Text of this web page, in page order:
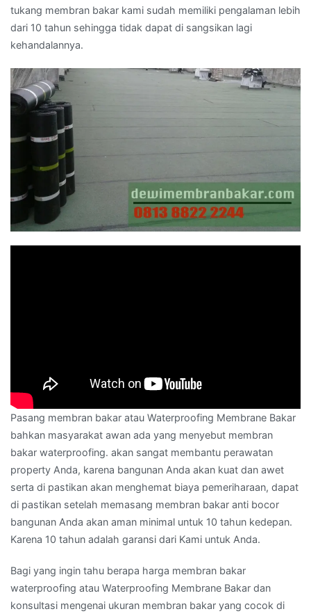
tukang membran bakar kami sudah memiliki pengalaman lebih
dari 10 tahun sehingga tidak dapat di sangsikan lagi
kehandalannya.
Pasang membran bakar atau Waterproofing Membrane Bakar
bahkan masyarakat awan ada yang menyebut membran
bakar waterproofing. akan sangat membantu perawatan
property Anda, karena bangunan Anda akan kuat dan awet
serta di pastikan akan menghemat biaya pemeriharaan, dapat
di pastikan setelah memasang membran bakar anti bocor
bangunan Anda akan aman minimal untuk 10 tahun kedepan.
Karena 10 tahun adalah garansi dari Kami untuk Anda.
Bagi yang ingin tahu berapa harga membran bakar
waterproofing atau Waterproofing Membrane Bakar dan
konsultasi mengenai ukuran membran bakar yang cocok di